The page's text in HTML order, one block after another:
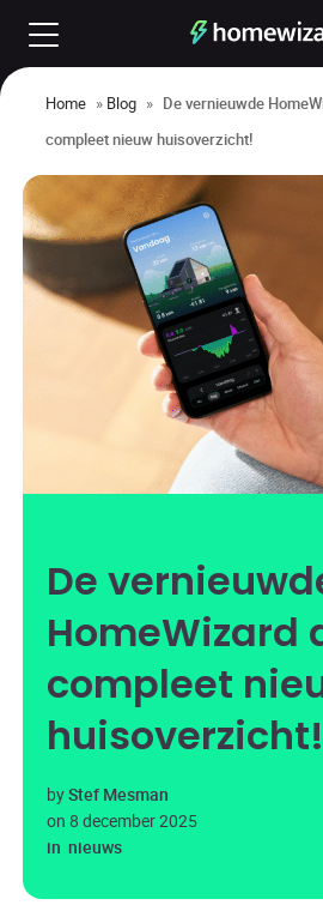
Home » Blog » De vernieuwde
compleet nieuw huisoverzicht!
De
HomeWizard
compleet
huisoverzicht!
byStef Mesman
on 8 december 2025
in nieuws